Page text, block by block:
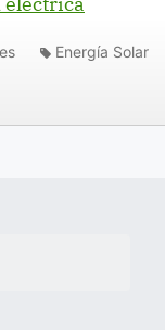
Energía Solar